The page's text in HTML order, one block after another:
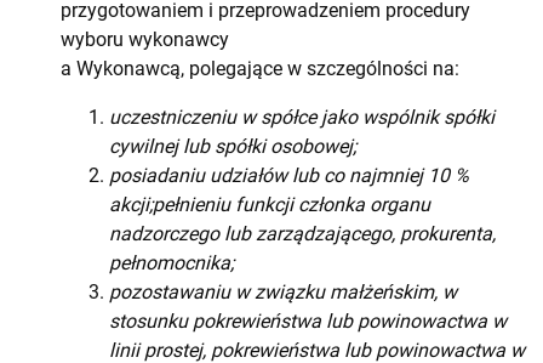
przygotowaniem i przeprowadzeniem procedury
wyboru wykonawcy
a Wykonawcą, polegające w szczególności na:
uczestniczeniu w spółce jako wspólnik spółki
cywilnej lub spółki osobowej;
posiadaniu udziałów lub co najmniej 10 %
akcji;pełnieniu funkcji członka organu
nadzorczego lub zarządzającego, prokurenta,
pełnomocnika;
pozostawaniu w związku małżeńskim, w
stosunku pokrewieństwa lub powinowactwa w
linii prostej, pokrewieństwa lub powinowactwa w